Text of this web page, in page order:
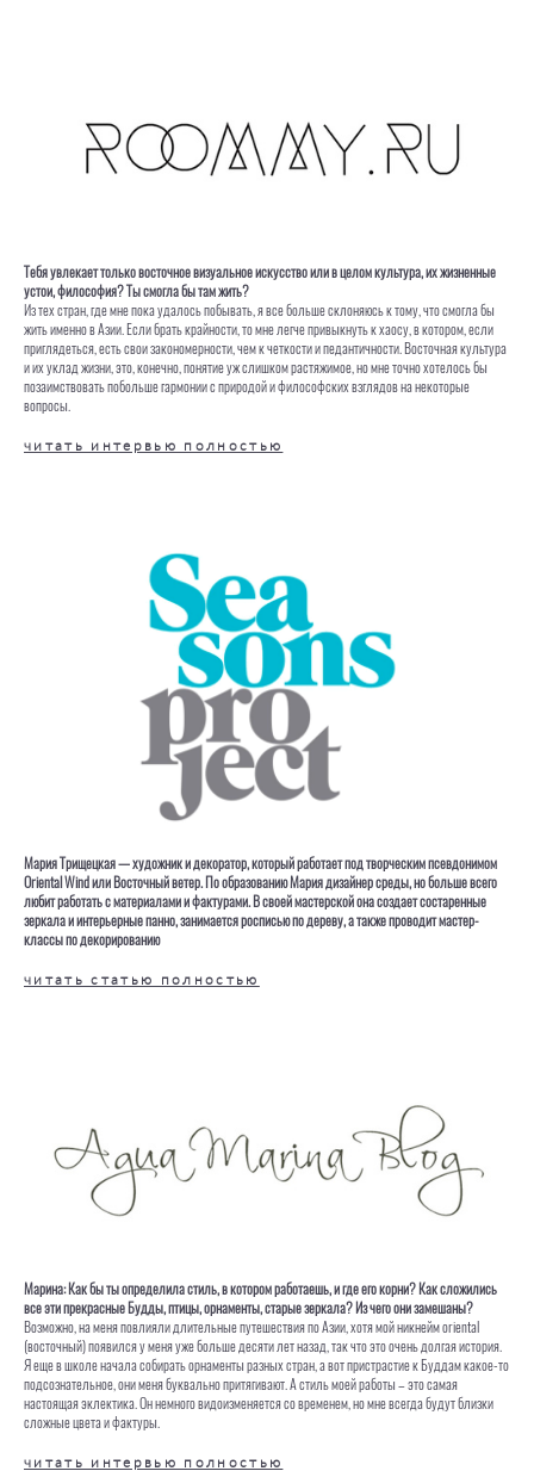
Тебя увлекает только восточное визуальное искусство или в целом культура, их жизненные
устои, философия? Ты смогла бы там жить?
Из тех стран, где мне пока удалось побывать, я все больше склоняюсь к тому, что смогла бы
жить именно в Азии. Если брать крайности, то мне легче привыкнуть к хаосу, в котором, если
приглядеться, есть свои закономерности, чем к четкости и педантичности. Восточная культура
и их уклад жизни, это, конечно, понятие уж слишком растяжимое, но мне точно хотелось бы
позаимствовать побольше гармонии с природой и философских взглядов на некоторые
вопросы.
читать интервью полностью
Мария Трищецкая — художник и декоратор, который работает под творческим псевдонимом
Oriental Wind или Восточный ветер. По образованию Мария дизайнер среды, но больше всего
любит работать с материалами и фактурами. В своей мастерской она создает состаренные
зеркала и интерьерные панно, занимается росписью по дереву, а также проводит мастер-
классы по декорированию
читать статью полностью
Марина: Как бы ты определила стиль, в котором работаешь, и где его корни? Как сложились
все эти прекрасные Будды, птицы, орнаменты, старые зеркала? Из чего они замешаны?
Возможно, на меня повлияли длительные путешествия по Азии, хотя мой никнейм oriental
(восточный) появился у меня уже больше десяти лет назад, так что это очень долгая история.
Я еще в школе начала собирать орнаменты разных стран, а вот пристрастие к Буддам какое-то
подсознательное, они меня буквально притягивают. А стиль моей работы – это самая
настоящая эклектика. Он немного видоизменяется со временем, но мне всегда будут близки
сложные цвета и фактуры.
читать интервью полностью